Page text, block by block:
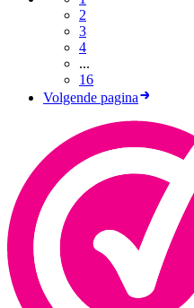
2
3
4
...
16
Volgende pagina